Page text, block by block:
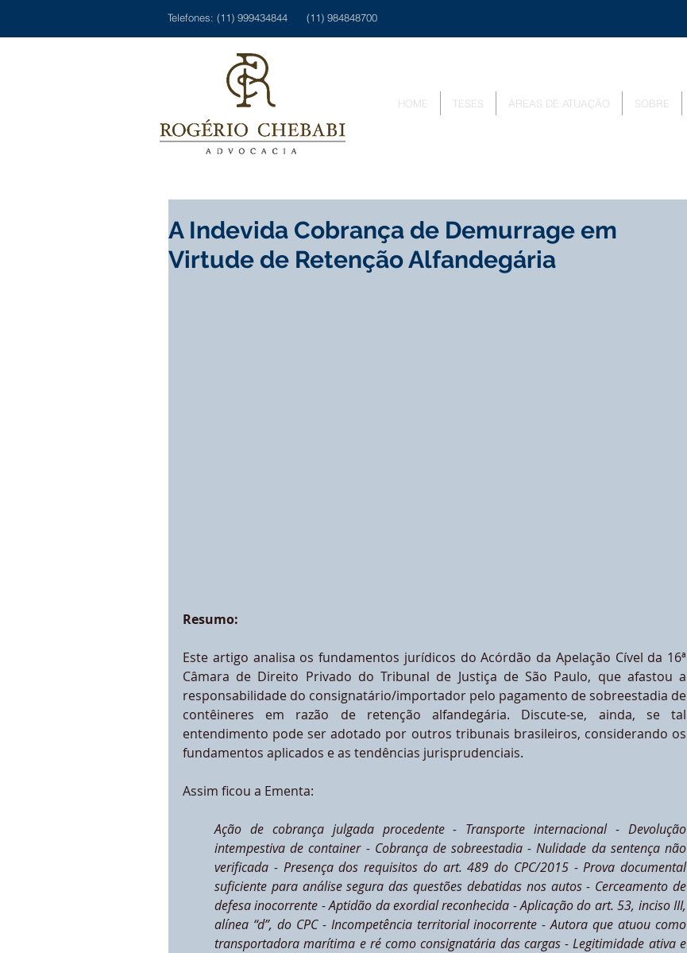
Telefones: (11) 999434844 (11) 984848700
HOME TESES ÁREAS DE ATUAÇÃO SOBRE
A Indevida Cobrança de Demurrage em
Virtude de Retenção Alfandegária
Resumo:
Este artigo analisa os fundamentos jurídicos do Acórdão da Apelação Cível da 16ª
Câmara de Direito Privado do Tribunal de Justiça de São Paulo, que afastou a
responsabilidade do consignatário/importador pelo pagamento de sobreestadia de
contêineres em razão de retenção alfandegária. Discute-se, ainda, se tal
entendimento pode ser adotado por outros tribunais brasileiros, considerando os
fundamentos aplicados e as tendências jurisprudenciais.
Assim ficou a Ementa:
Ação de cobrança julgada procedente - Transporte internacional - Devolução
intempestiva de container - Cobrança de sobreestadia - Nulidade da sentença não
verificada - Presença dos requisitos do art. 489 do CPC/2015 - Prova documental
suficiente para análise segura das questões debatidas nos autos - Cerceamento de
defesa inocorrente - Aptidão da exordial reconhecida - Aplicação do art. 53, inciso III,
alínea “d”, do CPC - Incompetência territorial inocorrente - Autora que atuou como
transportadora marítima e ré como consignatária das cargas - Legitimidade ativa e